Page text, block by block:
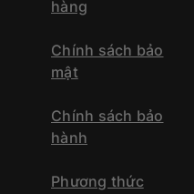
Chính sách bảo
Chính sách bảo
Phương thức